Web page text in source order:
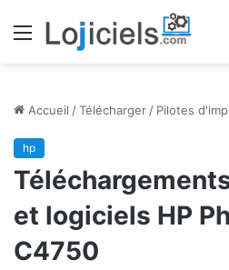
Menu
Accueil /Télécharger / Pilotes
hp
et logiciels HP
C4750